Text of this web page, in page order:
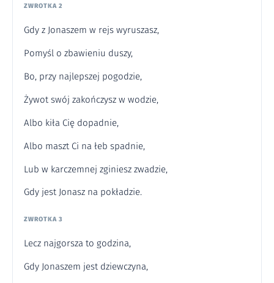
ZWROTKA 2
Gdy z Jonaszem w rejs wyruszasz,
Pomyśl o zbawieniu duszy,
Bo, przy najlepszej pogodzie,
Żywot swój zakończysz w wodzie,
Albo kiła Cię dopadnie,
Albo maszt Ci na łeb spadnie,
Lub w karczemnej zginiesz zwadzie,
Gdy jest Jonasz na pokładzie.
ZWROTKA 3
Lecz najgorsza to godzina,
Gdy Jonaszem jest dziewczyna,